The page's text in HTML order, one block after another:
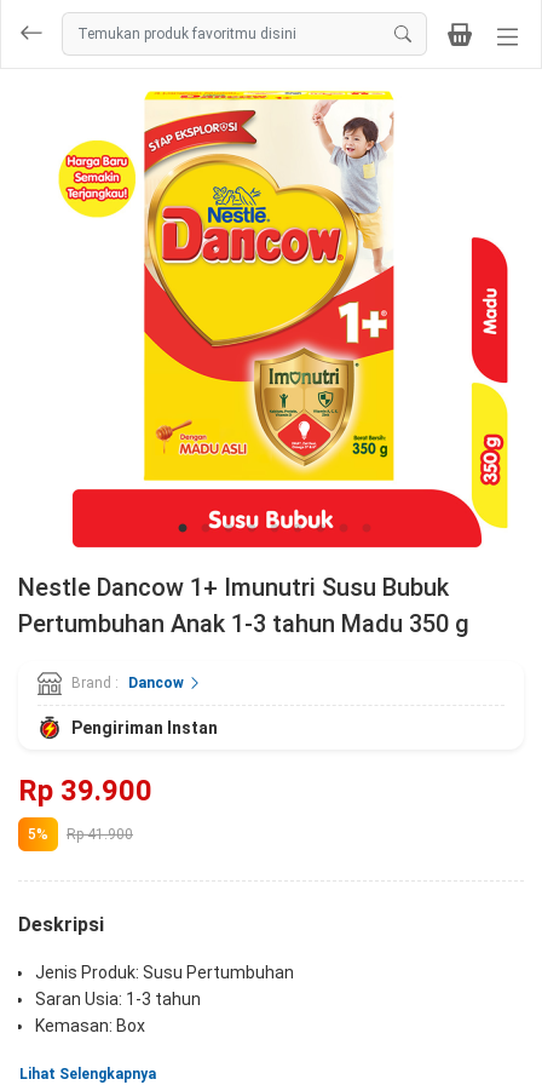
Nestle Dancow 1+ Imunutri Susu Bubuk
Pertumbuhan Anak 1-3 tahun Madu 350 g
Brand : Dancow
Pengiriman Instan
Rp 39.900
5% Rp 41.900
Deskripsi
Jenis Produk: Susu Pertumbuhan
Saran Usia: 1-3 tahun
Kemasan: Box
Berat: 350g
Lihat Selengkapnya